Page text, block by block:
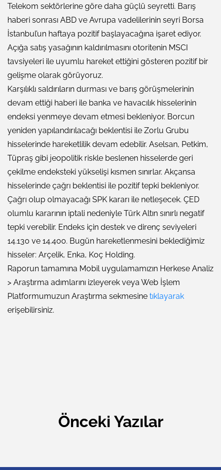
Telekom sektörlerine göre daha güçlü seyretti. Barış
haberi sonrası ABD ve Avrupa vadelilerinin seyri Borsa
İstanbul’un haftaya pozitif başlayacağına işaret ediyor.
Açığa satış yasağının kaldırılmasını otoritenin MSCI
tavsiyeleri ile uyumlu hareket ettiğini gösteren pozitif bir
gelişme olarak görüyoruz.
Karşılıklı saldırıların durması ve barış görüşmelerinin
devam ettiği haberi ile banka ve havacılık hisselerinin
endeksi yenmeye devam etmesi bekleniyor. Borcun
yeniden yapılandırılacağı beklentisi ile Zorlu Grubu
hisselerinde hareketlilik devam edebilir. Aselsan, Petkim,
Tüpraş gibi jeopolitik riskle beslenen hisselerde geri
çekilme endeksteki yükselişi kısmen sınırlar. Akçansa
hisselerinde çağrı beklentisi ile pozitif tepki bekleniyor.
Çağrı olup olmayacağı SPK kararı ile netleşecek. ÇED
olumlu kararının iptali nedeniyle Türk Altın sınırlı negatif
tepki verebilir. Endeks için destek ve direnç seviyeleri
14.130 ve 14.400. Bugün hareketlenmesini beklediğimiz
hisseler: Arçelik, Enka, Koç Holding.
Raporun tamamına Mobil uygulamamızın Herkese Analiz
> Araştırma adımlarını izleyerek veya Web İşlem
Platformumuzun Araştırma sekmesine tıklayarak
erişebilirsiniz.
Önceki Yazılar